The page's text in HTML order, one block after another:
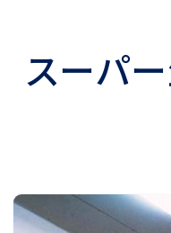
スーパ